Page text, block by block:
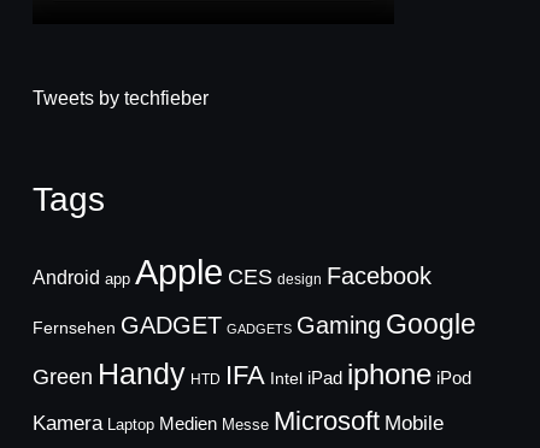
Tweets by techfieber
Tags
Android app Apple CES design Facebook
Fernsehen GADGET GADGETS Gaming Google
Green Handy HTD IFA Intel iPad iphone iPod
Kamera Laptop Medien Messe Microsoft Mobile